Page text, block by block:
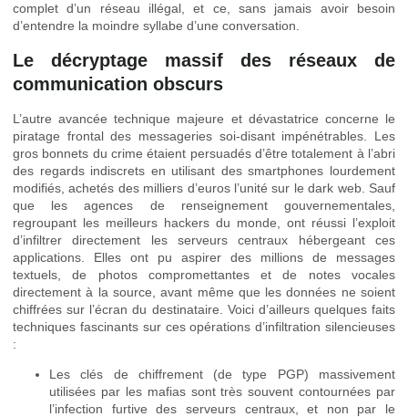
complet d’un réseau illégal, et ce, sans jamais avoir besoin
d’entendre la moindre syllabe d’une conversation.
Le décryptage massif des réseaux de
communication obscurs
L’autre avancée technique majeure et dévastatrice concerne le
piratage frontal des messageries soi-disant impénétrables. Les
gros bonnets du crime étaient persuadés d’être totalement à l’abri
des regards indiscrets en utilisant des smartphones lourdement
modifiés, achetés des milliers d’euros l’unité sur le dark web. Sauf
que les agences de renseignement gouvernementales,
regroupant les meilleurs hackers du monde, ont réussi l’exploit
d’infiltrer directement les serveurs centraux hébergeant ces
applications. Elles ont pu aspirer des millions de messages
textuels, de photos compromettantes et de notes vocales
directement à la source, avant même que les données ne soient
chiffrées sur l’écran du destinataire. Voici d’ailleurs quelques faits
techniques fascinants sur ces opérations d’infiltration silencieuses
:
Les clés de chiffrement (de type PGP) massivement
utilisées par les mafias sont très souvent contournées par
l’infection furtive des serveurs centraux, et non par le